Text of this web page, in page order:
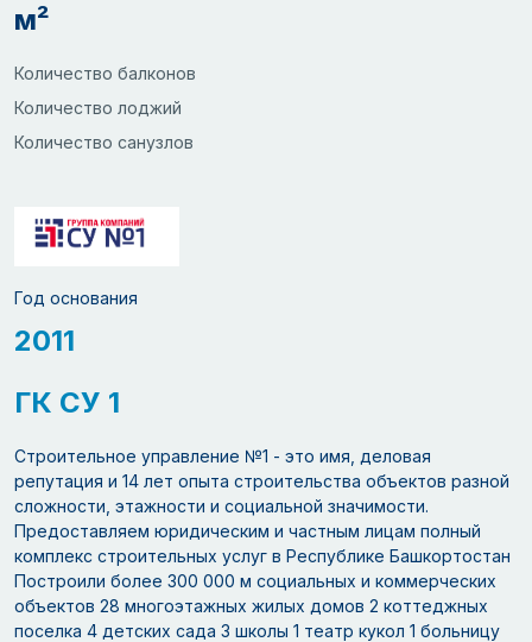
м²
Количество балконов
Количество лоджий
Количество санузлов
Год основания
2011
ГК СУ 1
Строительное управление №1 - это имя, деловая
репутация и 14 лет опыта строительства объектов разной
сложности, этажности и социальной значимости.
Предоставляем юридическим и частным лицам полный
комплекс строительных услуг в Республике Башкортостан
Построили более 300 000 м социальных и коммерческих
объектов 28 многоэтажных жилых домов 2 коттеджных
поселка 4 детских сада 3 школы 1 театр кукол 1 больницу